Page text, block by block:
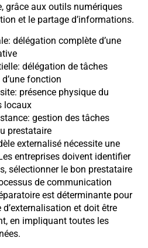
grâce aux outils numériques
et le partage d’informations.
délégation complète d’une
délégation de tâches
fonction
présence physique du
locaux
gestion des tâches
prestataire
externalisé nécessite une
entreprises doivent identifier
sélectionner le bon prestataire
de communication
est déterminante pour
et doit être
en impliquant toutes les